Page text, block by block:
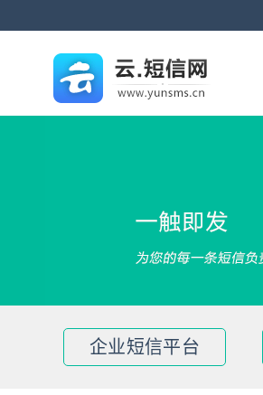
企业短信平台